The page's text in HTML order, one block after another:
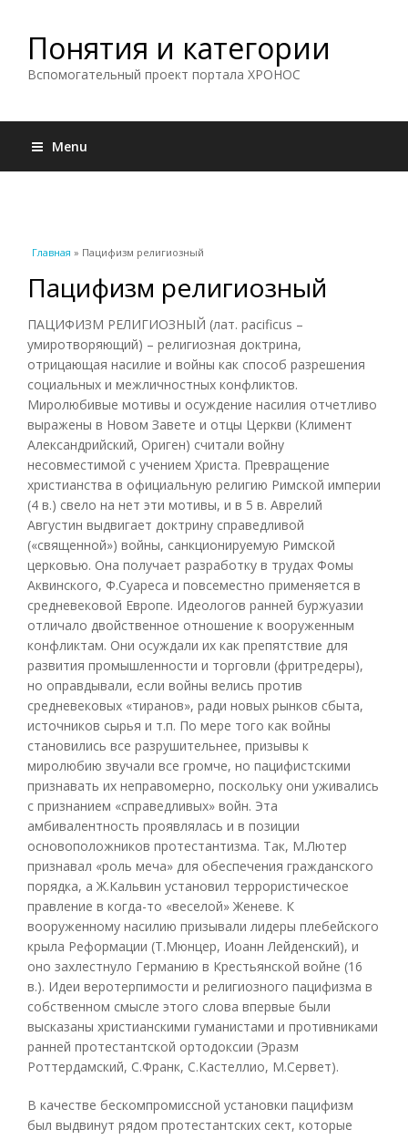
Понятия и категории
Вспомогательный проект портала ХРОНОС
Menu
Вы здесь
Главная » Пацифизм религиозный
Пацифизм религиозный
ПАЦИФИЗМ РЕЛИГИОЗНЫЙ (лат. pacificus –
умиротворяющий) – религиозная доктрина,
отрицающая насилие и войны как способ разрешения
социальных и межличностных конфликтов.
Миролюбивые мотивы и осуждение насилия отчетливо
выражены в Новом Завете и отцы Церкви (Климент
Александрийский, Ориген) считали войну
несовместимой с учением Христа. Превращение
христианства в официальную религию Римской империи
(4 в.) свело на нет эти мотивы, и в 5 в. Аврелий
Августин выдвигает доктрину справедливой
(«священной») войны, санкционируемую Римской
церковью. Она получает разработку в трудах Фомы
Аквинского, Ф.Суареса и повсеместно применяется в
средневековой Европе. Идеологов ранней буржуазии
отличало двойственное отношение к вооруженным
конфликтам. Они осуждали их как препятствие для
развития промышленности и торговли (фритредеры),
но оправдывали, если войны велись против
средневековых «тиранов», ради новых рынков сбыта,
источников сырья и т.п. По мере того как войны
становились все разрушительнее, призывы к
миролюбию звучали все громче, но пацифистскими
признавать их неправомерно, поскольку они уживались
с признанием «справедливых» войн. Эта
амбивалентность проявлялась и в позиции
основоположников протестантизма. Так, М.Лютер
признавал «роль меча» для обеспечения гражданского
порядка, а Ж.Кальвин установил террористическое
правление в когда-то «веселой» Женеве. К
вооруженному насилию призывали лидеры плебейского
крыла Реформации (Т.Мюнцер, Иоанн Лейденский), и
оно захлестнуло Германию в Крестьянской войне (16
в.). Идеи веротерпимости и религиозного пацифизма в
собственном смысле этого слова впервые были
высказаны христианскими гуманистами и противниками
ранней протестантской ортодоксии (Эразм
Роттердамский, С.Франк, С.Кастеллио, М.Сервет).
В качестве бескомпромиссной установки пацифизм
был выдвинут рядом протестантских сект, которые